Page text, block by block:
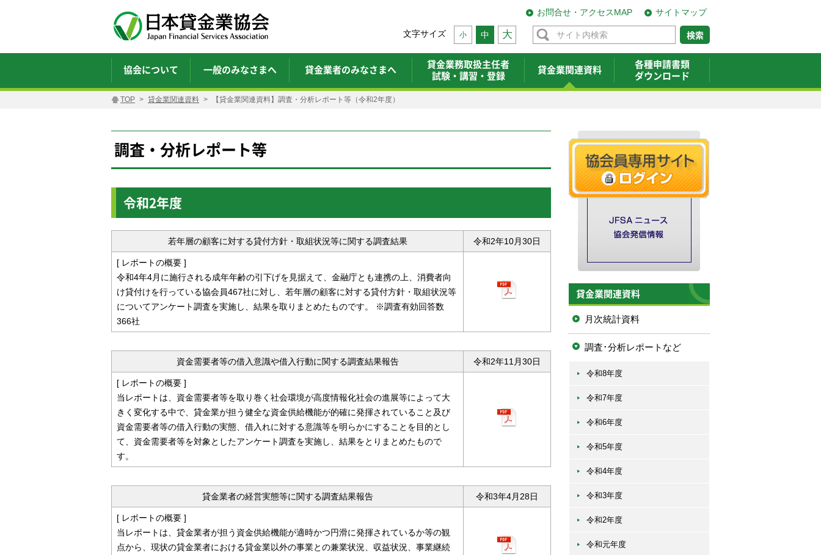
サイトマップ
お問合せ・アクセスMAP
文字サイズ 小 中 大
協会について 一般のみなさまへ 貸金業者のみなさまへ
貸金業務取扱主任者
試験・講習・登録
貸金業関連資料
各種申請書類
ダウンロード
TOP 貸金業関連資料 【貸金業関連資料】調査・分析レポート等（令和2年度）
調査・分析レポート等
令和2年度
若年層の顧客に対する貸付方針・取組状況等に関する調査結果 令和2年10月30日
[ レポートの概要 ]
令和4年4月に施行される成年年齢の引下げを見据えて、金融庁とも連携の上、消費者向
け貸付けを行っている協会員467社に対し、若年層の顧客に対する貸付方針・取組状況等
についてアンケート調査を実施し、結果を取りまとめたものです。 ※調査有効回答数
366社
資金需要者等の借入意識や借入行動に関する調査結果報告 令和2年11月30日
[ レポートの概要 ]
当レポートは、資金需要者等を取り巻く社会環境が高度情報化社会の進展等によって大
きく変化する中で、貸金業が担う健全な資金供給機能が的確に発揮されていること及び
資金需要者等の借入行動の実態、借入れに対する意識等を明らかにすることを目的とし
て、資金需要者等を対象としたアンケート調査を実施し、結果をとりまとめたもので
す。
貸金業者の経営実態等に関する調査結果報告 令和3年4月28日
[ レポートの概要 ]
当レポートは、貸金業者が担う資金供給機能が適時かつ円滑に発揮されているか等の観
点から、現状の貸金業者における貸金業以外の事業との兼業状況、収益状況、事業継続
貸金業関連資料
月次統計資料
調査･分析レポートなど
令和8年度
令和7年度
令和6年度
令和5年度
令和4年度
令和3年度
令和2年度
令和元年度